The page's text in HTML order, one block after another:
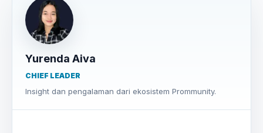
Yurenda Aiva
CHIEF LEADER
Insight dan pengalaman dari ekosistem Prommunity.